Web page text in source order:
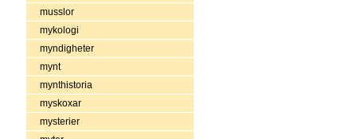
musslor
mykologi
myndigheter
mynt
mynthistoria
myskoxar
mysterier